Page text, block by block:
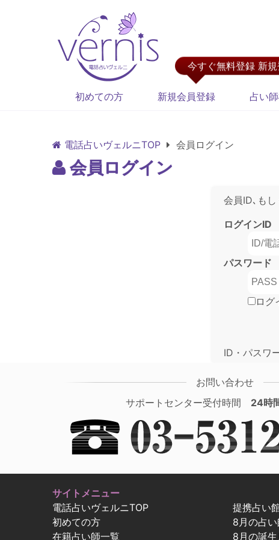
今すぐ無料登録 新規
初めての方 新規会員登録 占い
電話占いヴェルニTOP 会員ログイン
会員ログイン
会員ID､も
ログインID
パスワード
ログ
ID・パスワ
お問い合わせ
サポートセンター受付時間 24時
サイトメニュー
電話占いヴェルニTOP
初めての方
在籍占い師一覧
提携占い
8月の占い
8月の誕